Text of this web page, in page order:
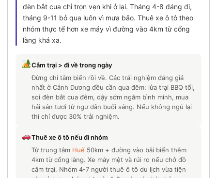
đèn bắt cua chỉ trọn vẹn khi ở lại. Tháng 4-8 đáng đi,
tháng 9-11 bỏ qua luôn vì mưa bão. Thuê xe ô tô theo
nhóm thực tế hơn xe máy vì đường vào 4km từ cổng
làng khá xa.
Cắm trại > đi về trong ngày
Đừng chỉ tắm biển rồi về. Các trải nghiệm đáng giá
nhất ở Cảnh Dương đều cần qua đêm: lửa trại BBQ tối,
soi đèn bắt cua đêm, dậy sớm ngắm bình minh, mua
hải sản tươi từ ngư dân buổi sáng. Nếu không ngủ lại
thì chỉ được 30% trải nghiệm.
Thuê xe ô tô nếu đi nhóm
Từ trung tâm Huế50km + đường vào bãi biển thêm
4km từ cổng làng. Xe máy mệt và rủi ro nếu chở đồ
cắm trại. Nhóm 4-7 người thuê ô tô du lịch vừa tiện